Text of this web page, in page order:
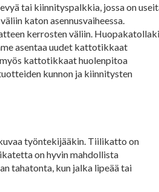
tai kiinnityspalkkia, jossa on
katon asennusvaiheessa.
kerrosten väliin.
asentaa uudet kattotikkaat
kattotikkaat huolenpitoa
kunnon ja kiinnitysten
työntekijääkin. Tiilikatto on
on hyvin mahdollista
tahatonta, kun jalka lipeää tai